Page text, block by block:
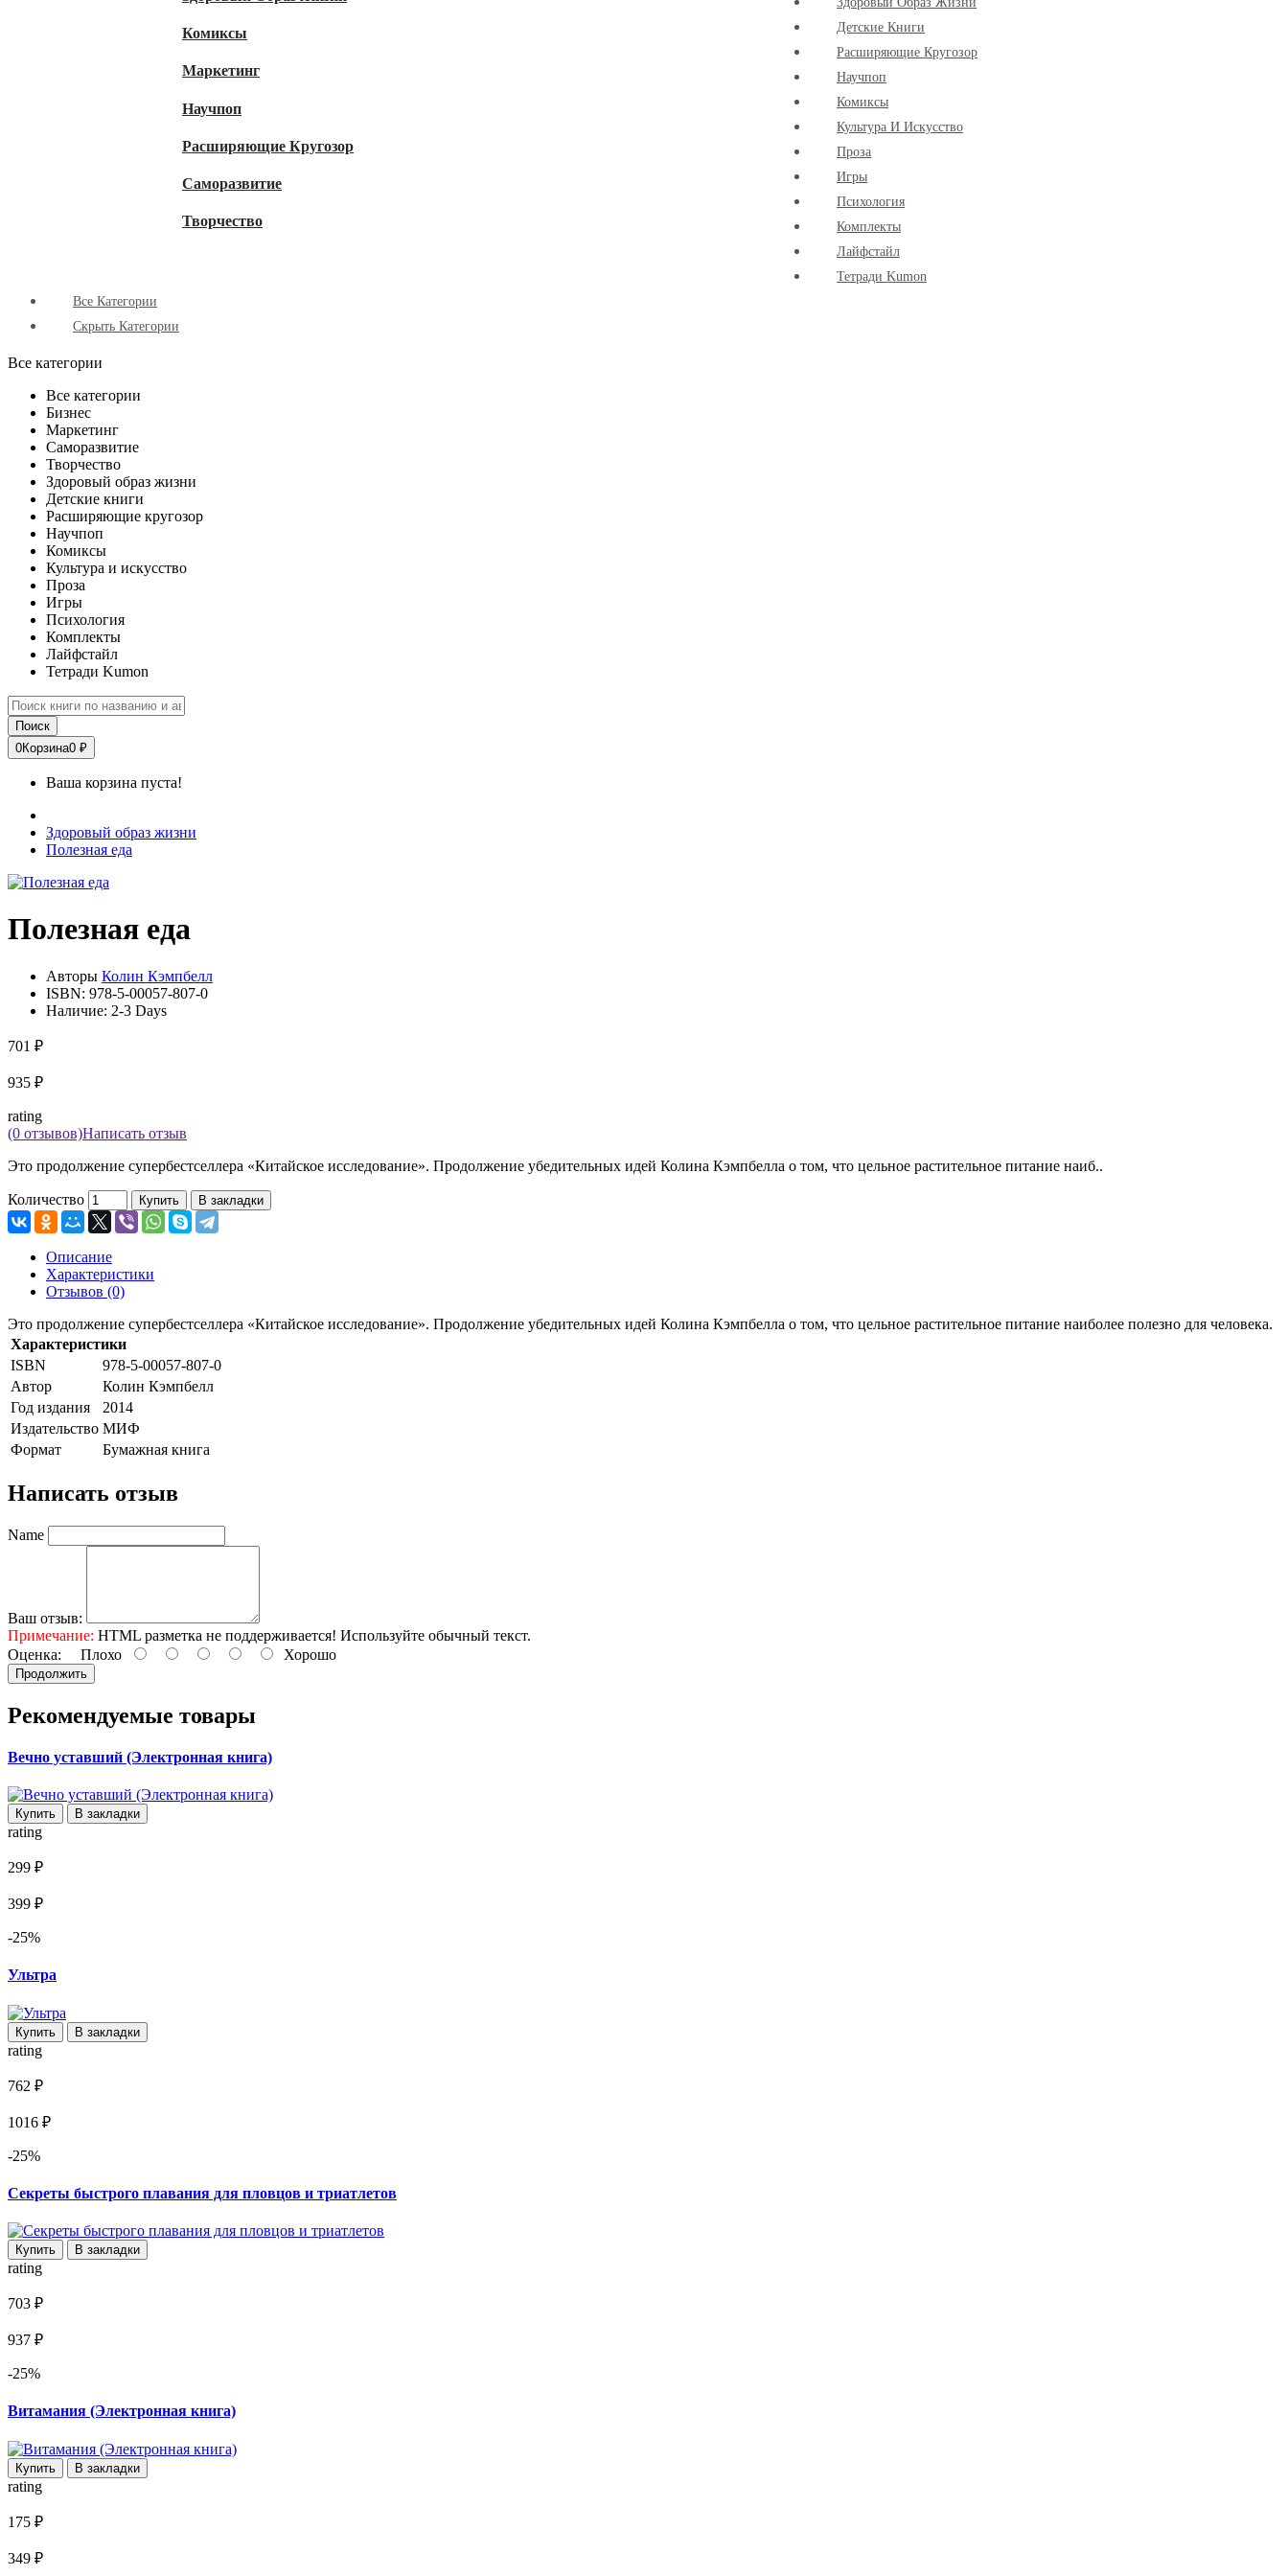
Комиксы
Маркетинг
Научпоп
Расширяющие Кругозор
Cаморазвитие
Творчество
Детские Книги
Расширяющие Кругозор
Научпоп
Комиксы
Культура И Искусство
Проза
Игры
Психология
Комплекты
Лайфстайл
Тетради Kumon
Все Категории
Скрыть Категории
Все категории
Все категории
Бизнес
Маркетинг
Саморазвитие
Творчество
Здоровый образ жизни
Детские книги
Расширяющие кругозор
Научпоп
Комиксы
Культура и искусство
Проза
Игры
Психология
Комплекты
Лайфстайл
Тетради Kumon
Поиск
0Корзина0 ₽
Ваша корзина пуста!
Здоровый образ жизни
Полезная еда
Полезная еда
Авторы Колин Кэмпбелл
ISBN: 978-5-00057-807-0
Наличие: 2-3 Days
701 ₽
935 ₽
rating
(0 отзывов)Написать отзыв
Это продолжение супербестселлера «Китайское исследование». Продолжение убедительных идей Колина Кэмпбелла о том, что цельное растительное питание наиб..
Количество Купить В закладки
Описание
Характеристики
Отзывов (0)
Это продолжение супербестселлера «Китайское исследование». Продолжение убедительных идей Колина Кэмпбелла о том, что цельное растительное питание наиболее полезно для человека.
Характеристики
ISBN
978-5-00057-807-0
Автор
Колин Кэмпбелл
Год издания
2014
Издательство МИФ
Формат
Бумажная книга
Написать отзыв
Name
Ваш отзыв:
Примечание: HTML разметка не поддерживается! Используйте обычный текст.
Оценка: Плохо Хорошо
Продолжить
Рекомендуемые товары
Вечно уставший (Электронная книга)
Купить В закладки
rating
299 ₽
399 ₽
-25%
Ультра
Купить В закладки
rating
762 ₽
1016 ₽
-25%
Секреты быстрого плавания для пловцов и триатлетов
Купить В закладки
rating
703 ₽
937 ₽
-25%
Витамания (Электронная книга)
Купить В закладки
rating
175 ₽
349 ₽